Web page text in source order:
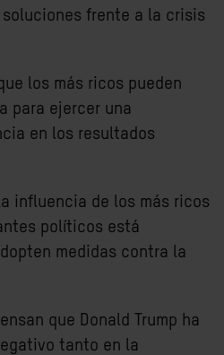
frente a la crisis
los más ricos pueden
para ejercer una
en los resultados
influencia de los más ricos
políticos está
medidas contra la
que Donald Trump ha
tanto en la